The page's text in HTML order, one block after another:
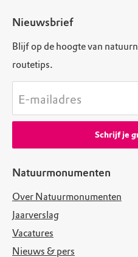
Natuurmonumenten
Over Natuurmonumenten
Jaarverslag
Vacatures
Nieuws & pers
Nieuwsbrief
Blijf op de hoogte van
routetips.
E-mailadres
Schrijf je